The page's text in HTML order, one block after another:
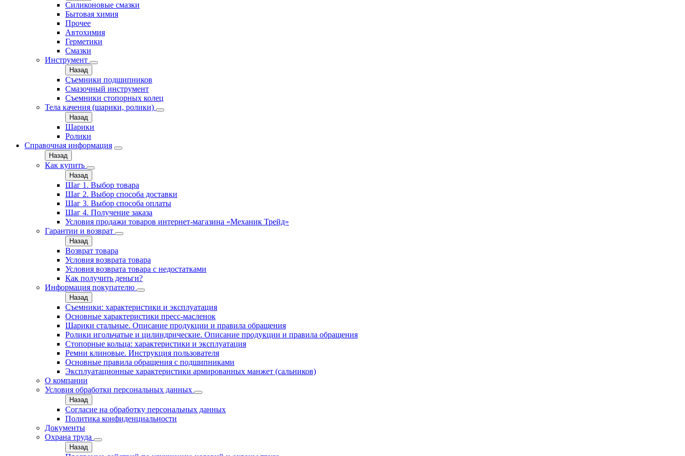
Силиконовые смазки
Бытовая химия
Прочее
Автохимия
Герметики
Смазки
Инструмент
Назад
Съемники подшипников
Смазочный инструмент
Съемники стопорных колец
Тела качения (шарики, ролики)
Назад
Шарики
Ролики
Справочная информация
Назад
Как купить
Назад
Шаг 1. Выбор товара
Шаг 2. Выбор способа доставки
Шаг 3. Выбор способа оплаты
Шаг 4. Получение заказа
Условия продажи товаров интернет-магазина «Механик Трейд»
Гарантии и возврат
Назад
Возврат товара
Условия возврата товара
Условия возврата товара с недостатками
Как получить деньги?
Информация покупателю
Назад
Съемники: характеристики и эксплуатация
Основные характеристики пресс‑масленок
Шарики стальные. Описание продукции и правила обращения
Ролики игольчатые и цилиндрические. Описание продукции и правила обращения
Стопорные кольца: характеристики и эксплуатация
Ремни клиновые. Инструкция пользователя
Основные правила обращения с подшипниками
Эксплуатационные характеристики армированных манжет (сальников)
О компании
Условия обработки персональных данных
Назад
Согласие на обработку персональных данных
Политика конфиденциальности
Документы
Охрана труда
Назад